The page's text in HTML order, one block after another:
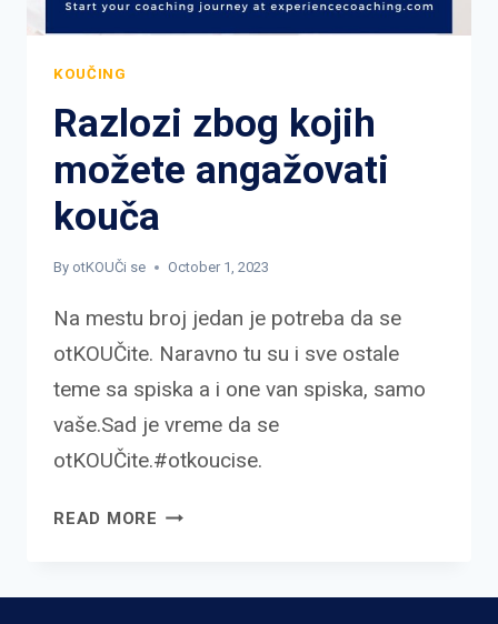
KOUČING
Razlozi zbog kojih
možete angažovati
kouča
By otKOUČi se October 1, 2023
Na mestu broj jedan je potreba da se
otKOUČite. Naravno tu su i sve ostale
teme sa spiska a i one van spiska, samo
vaše.Sad je vreme da se
otKOUČite.#otkoucise.
READ MORE RAZLOZI
MOŽETE